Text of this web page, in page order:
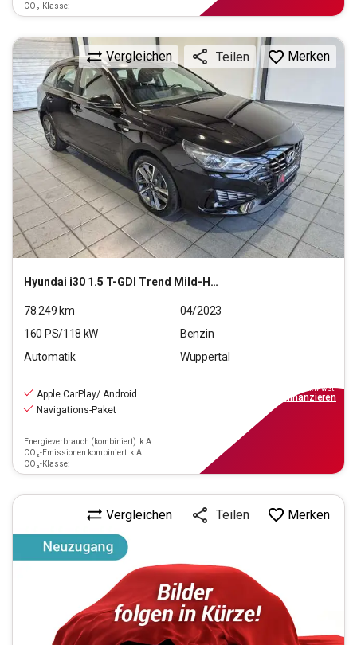
CO₂-Klasse:
Hyundai i30 1.5 T-GDI Trend Mild-Hybrid (EURO 6d)(OPF)
Vergleichen Teilen Merken
78.249 km
04/2023
160 PS/118 kW
Benzin
Automatik
Wuppertal
Apple CarPlay/ Android
Navigations-Paket
Energieverbrauch (kombiniert): k.A.
CO₂-Emissionen kombiniert: k.A.
CO₂-Klasse:
inkl.MwSt.
finanzieren
Vergleichen Teilen Merken